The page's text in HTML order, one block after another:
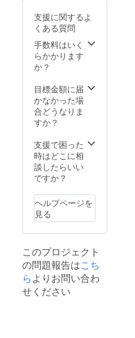
-----------
---
支援に関するよ
くある質問
手数料はいく
らかかります
か？
目標金額に届
かなかった場
合どうなりま
すか？
支援で困った
時はどこに相
談したらいい
ですか？
ヘルプページを
見る
このプロジェクト
の問題報告はこち
ら よりお問い合わ
せください